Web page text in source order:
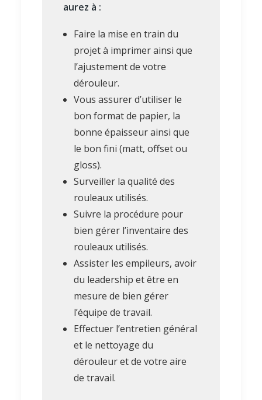
aurez à :
Faire la mise en train du
projet à imprimer ainsi que
l’ajustement de votre
dérouleur.
Vous assurer d’utiliser le
bon format de papier, la
bonne épaisseur ainsi que
le bon fini (matt, offset ou
gloss).
Surveiller la qualité des
rouleaux utilisés.
Suivre la procédure pour
bien gérer l’inventaire des
rouleaux utilisés.
Assister les empileurs, avoir
du leadership et être en
mesure de bien gérer
l’équipe de travail.
Effectuer l’entretien général
et le nettoyage du
dérouleur et de votre aire
de travail.